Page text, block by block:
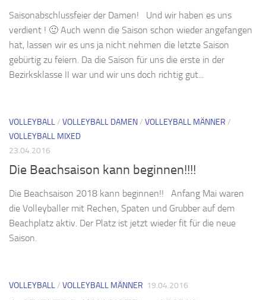
Saisonabschlussfeier der Damen! Und wir haben es uns
verdient ! 🙂 Auch wenn die Saison schon wieder angefangen
hat, lassen wir es uns ja nicht nehmen die letzte Saison
gebürtig zu feiern. Da die Saison für uns die erste in der
Bezirksklasse II war und wir uns doch richtig gut...
VOLLEYBALL/ VOLLEYBALL DAMEN/ VOLLEYBALL MÄNNER /
VOLLEYBALL MIXED
23.04.2016
Die Beachsaison kann beginnen!!!!
Die Beachsaison 2018 kann beginnen!! Anfang Mai waren
die Volleyballer mit Rechen, Spaten und Grubber auf dem
Beachplatz aktiv. Der Platz ist jetzt wieder fit für die neue
Saison.
VOLLEYBALL/ VOLLEYBALL MÄNNER 19.04.2016